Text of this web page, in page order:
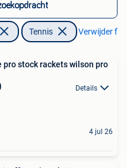
Tennis Verwijder
pro stock rackets wilson pro
Details
4 jul 26